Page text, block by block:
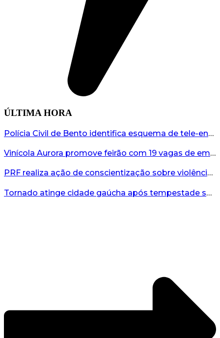
ÚLTIMA HORA
Polícia Civil de Bento identifica esquema de tele-entrega de drogas comandado de dentro de presídio...
Vinícola Aurora promove feirão com 19 vagas de emprego em Bento Gonçalves...
PRF realiza ação de conscientização sobre violência contra a mulher durante o Agosto Lilás...
Tornado atinge cidade gaúcha após tempestade severa...